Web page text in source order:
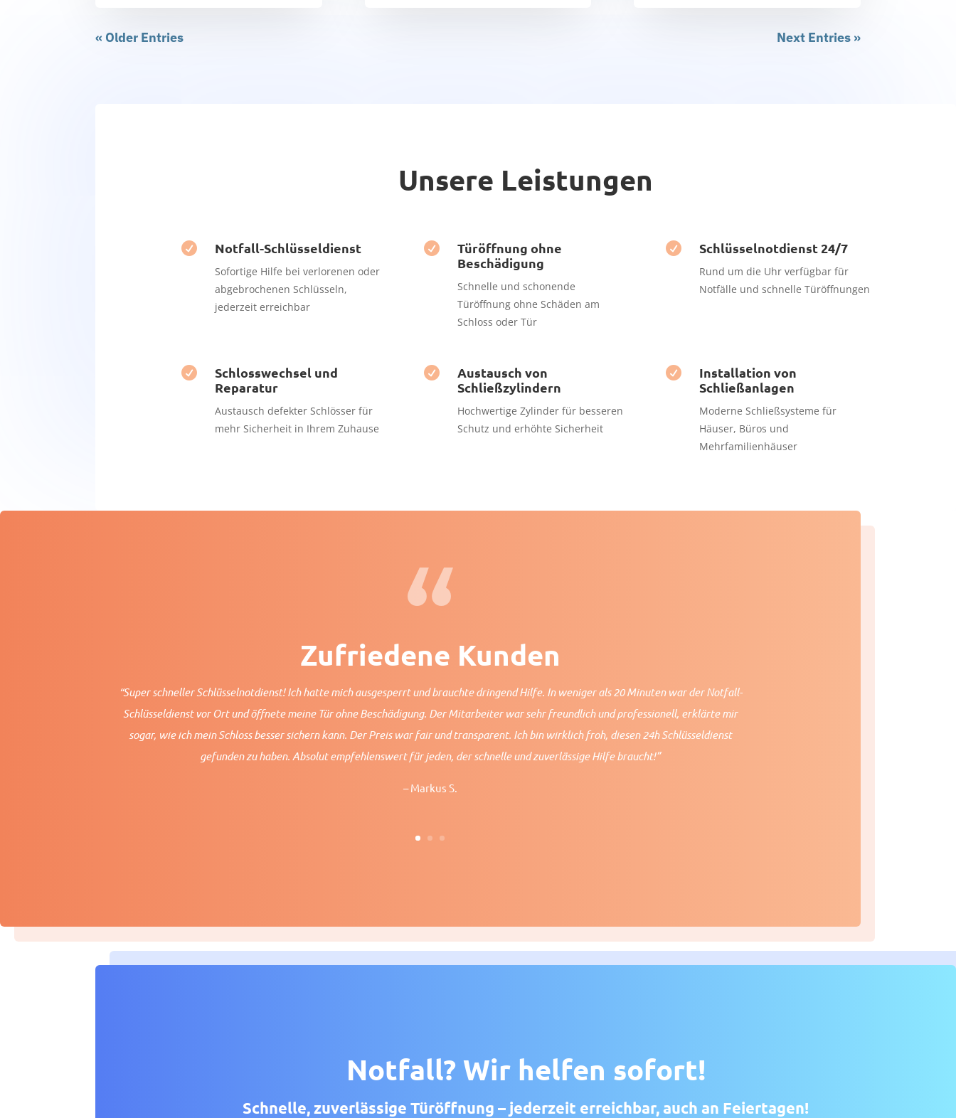
« Older Entries Next Entries »
Unsere Leistungen
 Notfall-Schlüsseldienst
Sofortige Hilfe bei verlorenen oder
abgebrochenen Schlüsseln,
jederzeit erreichbar

Türöffnung ohne
Beschädigung
Schnelle und schonende
Türöffnung ohne Schäden am
Schloss oder Tür
 Schlüsselnotdienst 24/7
Rund um die Uhr verfügbar für
Notfälle und schnelle Türöffnungen

Schlosswechsel und
Reparatur
Austausch defekter Schlösser für
mehr Sicherheit in Ihrem Zuhause

Austausch von
Schließzylindern
Hochwertige Zylinder für besseren
Schutz und erhöhte Sicherheit

Installation von
Schließanlagen
Moderne Schließsysteme für
Häuser, Büros und
Mehrfamilienhäuser
Zufriedene Kunden
“Super schneller Schlüsselnotdienst! Ich hatte mich ausgesperrt und brauchte dringend Hilfe. In weniger als 20 Minuten war der Notfall-
Schlüsseldienst vor Ort und öffnete meine Tür ohne Beschädigung. Der Mitarbeiter war sehr freundlich und professionell, erklärte mir
sogar, wie ich mein Schloss besser sichern kann. Der Preis war fair und transparent. Ich bin wirklich froh, diesen 24h Schlüsseldienst
gefunden zu haben. Absolut empfehlenswert für jeden, der schnelle und zuverlässige Hilfe braucht!”
– Markus S.
Notfall? Wir helfen sofort!
Schnelle, zuverlässige Türöffnung – jederzeit erreichbar, auch an Feiertagen!